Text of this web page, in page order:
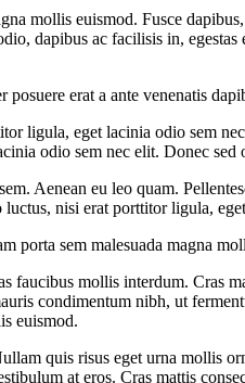
mollis euismod. Fusce
dapibus ac facilisis in,
erat a ante venenatis
ligula, eget lacinia odio sem
odio sem nec elit. Donec sed
Aenean eu leo quam.
nisi erat porttitor ligula,
sem malesuada magna
mollis interdum. Cras
condimentum nibh, ut
euismod.
quis risus eget urna mollis
at eros. Cras mattis